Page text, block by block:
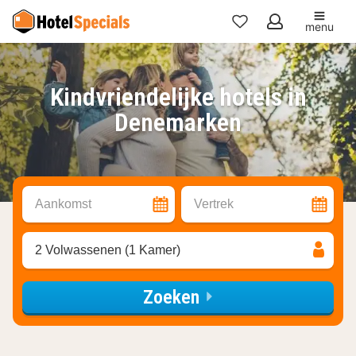
Mijn
favorieten
menu
Kindvriendelijke hotels in
Denemarken
Aankomst Vertrek
2 Volwassenen (1 Kamer)
Zoeken